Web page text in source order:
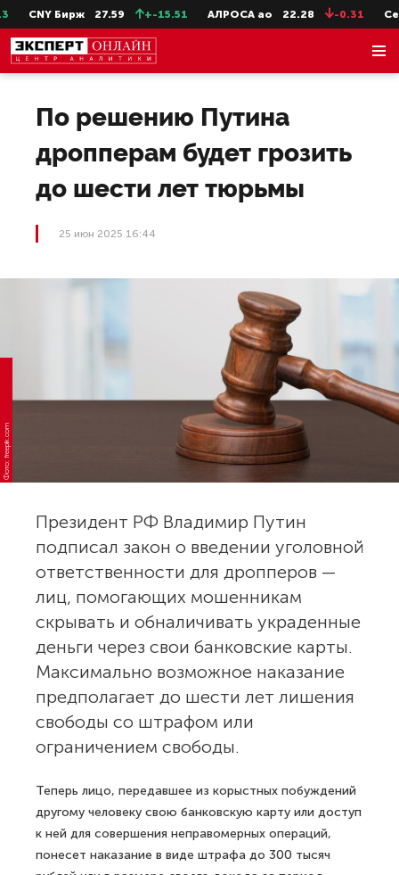
CNY Бирж 27.59 +-15.51 АЛРОСА ао 22.28 -0.31
По решению Путина
дропперам будет грозить
до шести лет тюрьмы
25 июн 2025 16:44
Фото: freepik.com
Президент РФ Владимир Путин
подписал закон о введении уголовной
ответственности для дропперов —
лиц, помогающих мошенникам
скрывать и обналичивать украденные
деньги через свои банковские карты.
Максимально возможное наказание
предполагает до шести лет лишения
свободы со штрафом или
ограничением свободы.
Теперь лицо, передавшее из корыстных побуждений
другому человеку свою банковскую карту или доступ
к ней для совершения неправомерных операций,
понесет наказание в виде штрафа до 300 тысяч